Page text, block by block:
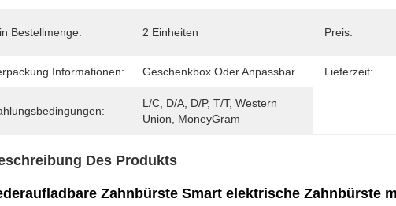
Bestellmenge: 2 Einheiten Preis:
Informationen: Geschenkbox Oder Anpassbar Lieferzeit:
L/C, D/A, D/P, T/T, Western
Union, MoneyGram
Des Produkts
Zahnbürste Smart elektrische Zahnbürste